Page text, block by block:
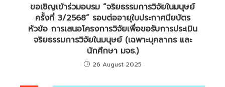
ขอเชิญเข้าร่วมอบรม “จริยธรรมการวิจัยในมนุษย์
ครั้งที่ 3/2568” รอบต่ออายุใบประกาศนียบัตร
หัวข้อ การเสนอโครงการวิจัยเพื่อขอรับการประเมิน
จริยธรรมการวิจัยในมนุษย์ (เฉพาะบุคลากร และ
นักศึกษา มจธ.)
26 August 2025